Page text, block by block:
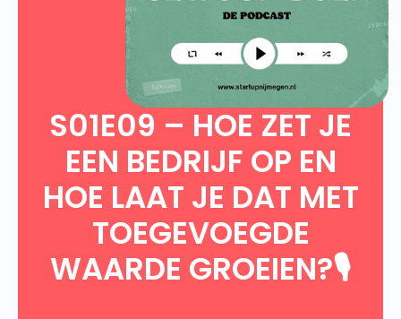
S01E09 – HOE ZET JE
EEN BEDRIJF OP EN
HOE LAAT JE DAT MET
TOEGEVOEGDE
WAARDE GROEIEN?🎙️